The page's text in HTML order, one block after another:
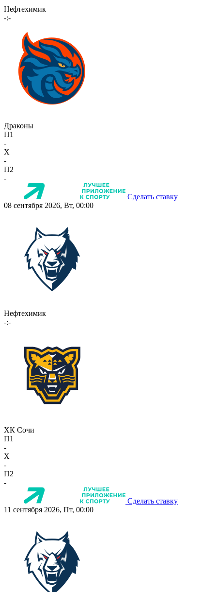
Нефтехимик
-:-
Драконы
П1
-
X
-
П2
-
Сделать ставку
08 сентября 2026, Вт, 00:00
Нефтехимик
-:-
ХК Сочи
П1
-
X
-
П2
-
Сделать ставку
11 сентября 2026, Пт, 00:00